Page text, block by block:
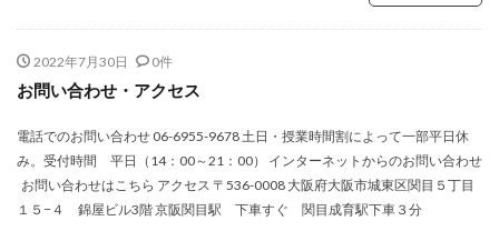
2022年7月30日 0件
お問い合わせ・アクセス
電話でのお問い合わせ 06-6955-9678 土日・授業時間割によって一部平日休
み。受付時間 平日（14：00～21：00） インターネットからのお問い合わせ
お問い合わせはこちら アクセス 〒536-0008 大阪府大阪市城東区関目５丁目
１５−４ 錦屋ビル3階 京阪関目駅 下車すぐ 関目成育駅下車３分